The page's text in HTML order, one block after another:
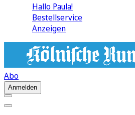
Hallo Paula!
Bestellservice
Anzeigen
Abo
Anmelden